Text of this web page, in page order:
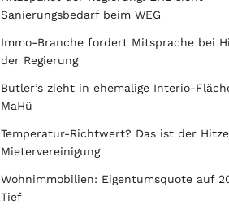
Sanierungsbedarf beim WEG
Immo-Branche fordert Mitsprache bei
der Regierung
Butler’s zieht in ehemalige Interio-
MaHü
Temperatur-Richtwert? Das ist der
Mietervereinigung
Wohnimmobilien: Eigentumsquote auf
Tief